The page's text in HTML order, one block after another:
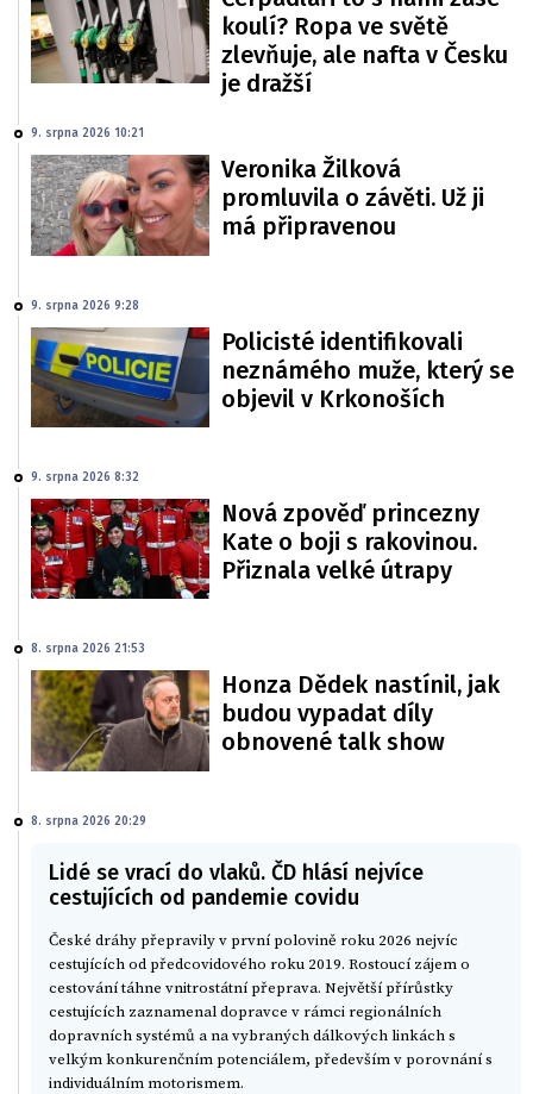
koulí? Ropa ve světě
zlevňuje, ale nafta v Česku
je dražší
9. srpna 2026 10:21
Veronika Žilková
promluvila o závěti. Už ji
má připravenou
9. srpna 2026 9:28
Policisté identifikovali
neznámého muže, který se
objevil v Krkonoších
9. srpna 2026 8:32
Nová zpověď princezny
Kate o boji s rakovinou.
Přiznala velké útrapy
8. srpna 2026 21:53
Honza Dědek nastínil, jak
budou vypadat díly
obnovené talk show
8. srpna 2026 20:29
Lidé se vrací do vlaků. ČD hlásí nejvíce
cestujících od pandemie covidu
České dráhy přepravily v první polovině roku 2026 nejvíc
cestujících od předcovidového roku 2019. Rostoucí zájem o
cestování táhne vnitrostátní přeprava. Největší přírůstky
cestujících zaznamenal dopravce v rámci regionálních
dopravních systémů a na vybraných dálkových linkách s
velkým konkurenčním potenciálem, především v porovnání s
individuálním motorismem.